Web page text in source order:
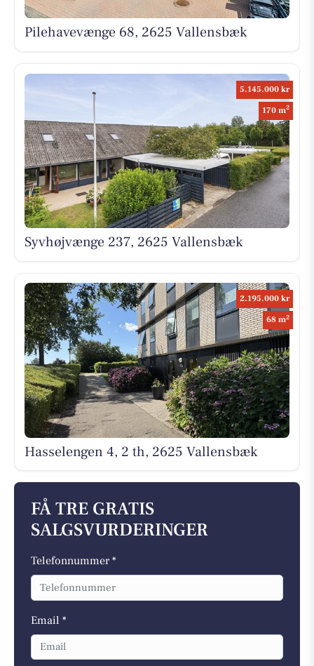
Pilehavevænge 68, 2625 Vallensbæk
5.145.000 kr
170 m2
Syvhøjvænge 237, 2625 Vallensbæk
2.195.000 kr
68 m2
Hasselengen 4, 2 th, 2625 Vallensbæk
FÅ TRE GRATIS
SALGSVURDERINGER
Telefonnummer *
Email *